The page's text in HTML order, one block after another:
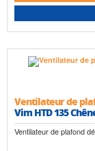
Ventilateur de
Vim HTD 135
Ventilateur de plafond